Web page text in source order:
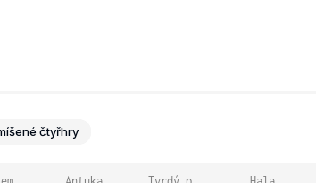
čtyřhry